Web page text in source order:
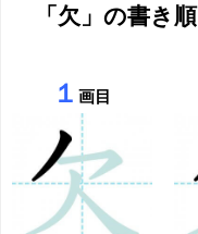
「欠」の書き順
１画目